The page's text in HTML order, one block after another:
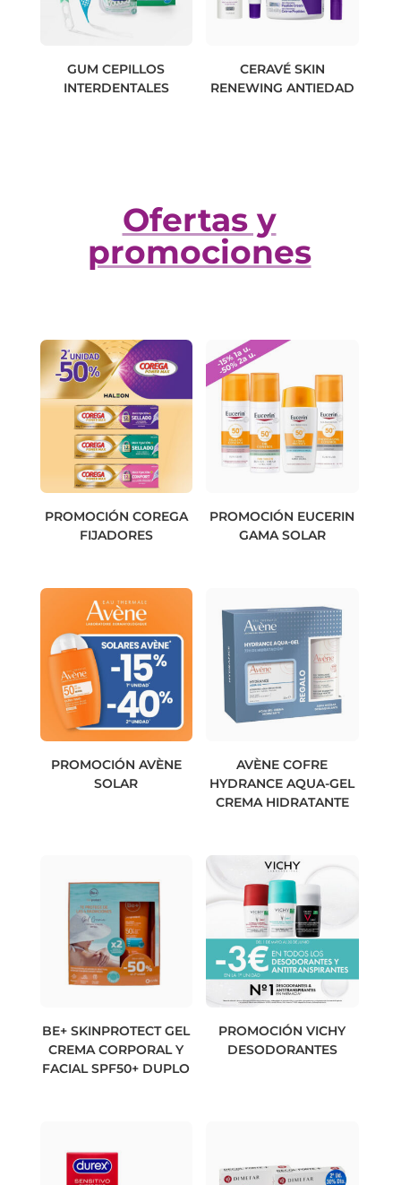
GUM CEPILLOS
INTERDENTALES
CERAVÉ SKIN
RENEWING ANTIEDAD
Ofertas y
promociones
PROMOCIÓN COREGA
FIJADORES
PROMOCIÓN EUCERIN
GAMA SOLAR
PROMOCIÓN AVÈNE
SOLAR
AVÈNE COFRE
HYDRANCE AQUA-GEL
CREMA HIDRATANTE
BE+ SKINPROTECT GEL
CREMA CORPORAL Y
FACIAL SPF50+ DUPLO
PROMOCIÓN VICHY
DESODORANTES